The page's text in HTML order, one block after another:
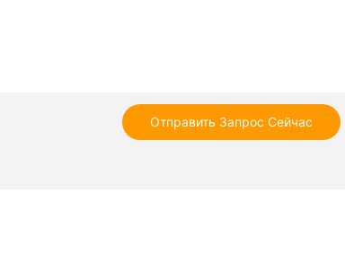
Отправить Запрос Сейчас